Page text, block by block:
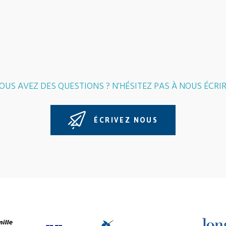
AVEZ DES QUESTIONS ? N’HÉSITEZ PAS À NOUS
ÉCRIVEZ NOUS